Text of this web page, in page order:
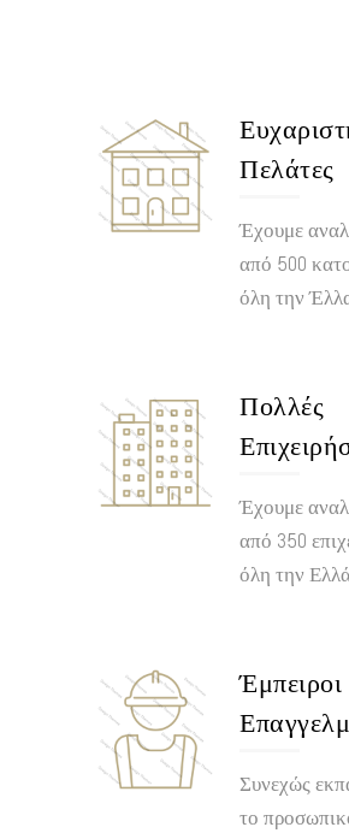
Πελάτες
Έχουμε
από 500
όλη την
Πολλές
Έχουμε
από 350
όλη την
Έμπειροι
Συνεχώς
το